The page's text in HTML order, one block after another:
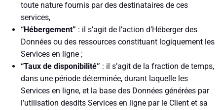
toute nature fournis par des destinataires de ces
services,
“Hébergement” : il s’agit de l’action d’Héberger des
Données ou des ressources constituant logiquement les
Services en ligne ;
“Taux de disponibilité” : il s’agit de la fraction de temps,
dans une période déterminée, durant laquelle les
Services en ligne, et la base des Données générées par
l’utilisation desdits Services en ligne par le Client et sa